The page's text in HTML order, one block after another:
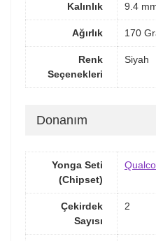
Kalınlık 9.4
Ağırlık 170
Renk
Seçenekleri
Siyah
Donanım
Yonga Seti
(Chipset)
Çekirdek
Sayısı
2